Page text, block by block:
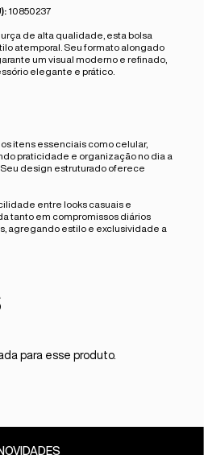
10850237
de alta qualidade, esta bolsa
atemporal. Seu formato alongado
um visual moderno e refinado,
elegante e prático.
itens essenciais como celular,
praticidade e organização no dia a
design estruturado oferece
entre looks casuais e
tanto em compromissos diários
agregando estilo e exclusividade a
para esse produto.